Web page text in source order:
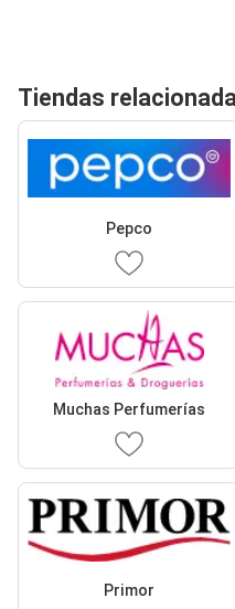
Tiendas
Pepco
Muchas Perfumerías
Primor